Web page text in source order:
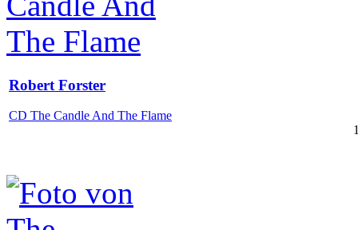
Robert Forster
CD The Candle And The Flame